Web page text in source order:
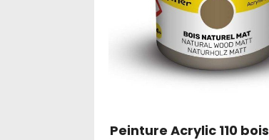
Peinture Acrylic 110